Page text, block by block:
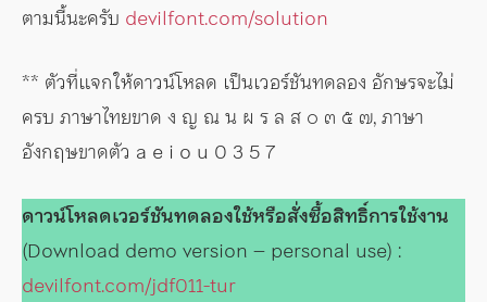
ตามนี้นะครับ devilfont.com/solution
** ตัวที่แจกให้ดาวน์โหลด เป็นเวอร์ชันทดลอง อักษรจะไม่
ครบ ภาษาไทยขาด ง ญ ณ น ผ ร ล ส ๐ ๓ ๕ ๗, ภาษา
อังกฤษขาดตัว a e i o u 0 3 5 7
ดาวน์โหลดเวอร์ชันทดลองใช้หรือสั่งซื้อสิทธิ์การใช้งาน
(Download demo version – personal use) :
devilfont.com/jdf011-tur